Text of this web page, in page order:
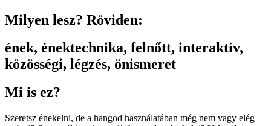
Milyen lesz? Röviden:
ének, énektechnika, felnőtt, interaktív,
közösségi, légzés, önismeret
Mi is ez?
Szeretsz énekelni, de a hangod használatában még nem vagy elég